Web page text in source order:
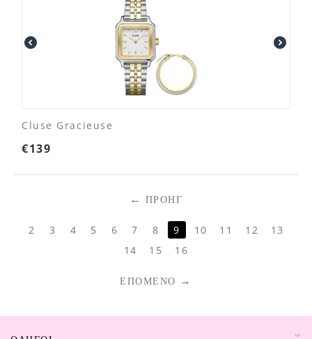
Cluse Gracieuse
€139
ΠΡΟΗΓ
2 3 4 5 6 7 8 9 10 11 12
13
14
15 16
ΕΠΌΜΕΝΟ